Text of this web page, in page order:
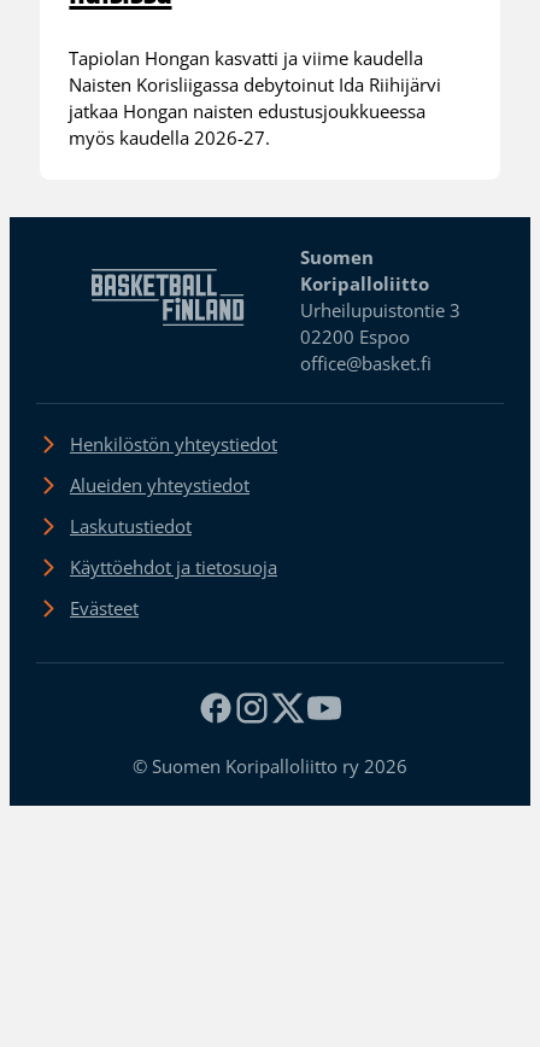
Tapiolan Hongan kasvatti ja viime kaudella
Naisten Korisliigassa debytoinut Ida Riihijärvi
jatkaa Hongan naisten edustusjoukkueessa
myös kaudella 2026-27.
Suomen
Koripalloliitto
Urheilupuistontie 3
02200 Espoo
office@basket.fi
Henkilöstön yhteystiedot
Alueiden yhteystiedot
Laskutustiedot
Käyttöehdot ja tietosuoja
Evästeet
© Suomen Koripalloliitto ry 2026